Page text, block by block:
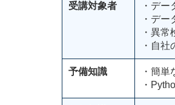
受講対象者
・デ
・デ
・異
・自
予備知識
・簡
・